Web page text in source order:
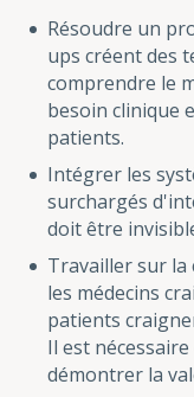
Résoudre un
ups créent des
comprendre le
besoin clinique
patients.
Intégrer les
surchargés
doit être
Travailler sur la
les médecins
patients
Il est
démontrer la